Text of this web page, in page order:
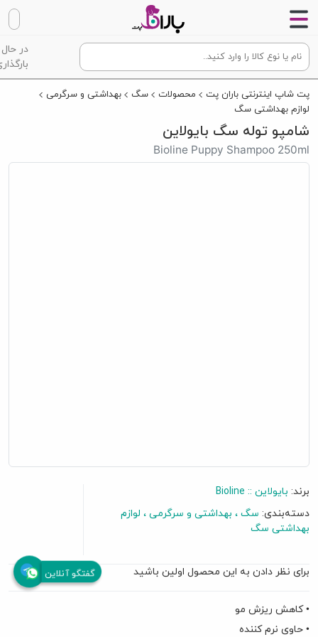
در حال
پت شاپ اینترنتی باران پت محصولات سگ
بهداشتی و سرگرمی
لوازم بهداشتی سگ
شامپو توله سگ بایولاین
Bioline Puppy Shampoo 250ml
برند: بایولاین :: Bioline
دسته‌بندی: سگ بهداشتی و سرگرمی
لوازم
بهداشتی سگ
برای نظر دادن به این محصول اولین باشید
• کاهش ریزش مو
• حاوی نرم کننده
گفتگو آنلاین